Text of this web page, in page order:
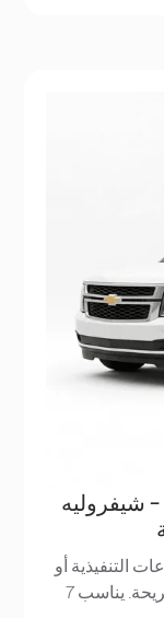
شيفروليه
التنفيذية أو
العائلات التي تحتاج إلى رحلة وعرة ومريحة. يناسب 7